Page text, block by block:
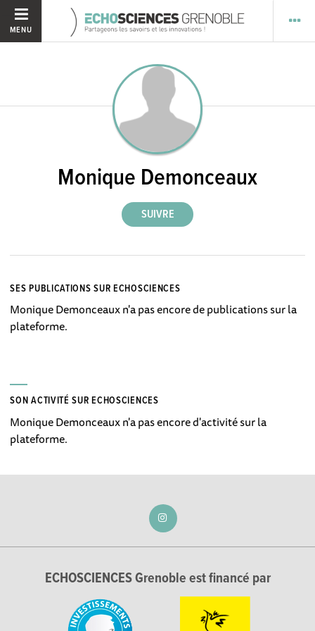
MENU
Monique Demonceaux
SES PUBLICATIONS SUR ECHOSCIENCES
Monique Demonceaux n'a pas encore de publications sur la
plateforme.
SON ACTIVITÉ SUR ECHOSCIENCES
Monique Demonceaux n'a pas encore d'activité sur la
plateforme.
ECHOSCIENCES Grenoble est financé par